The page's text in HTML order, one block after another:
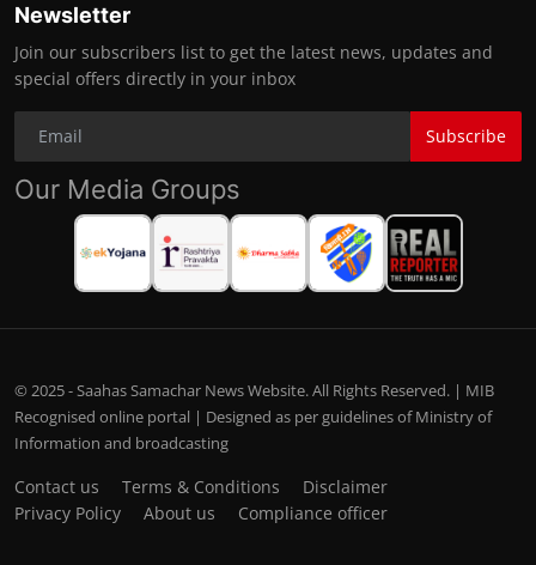
Newsletter
Join our subscribers list to get the latest news, updates and
special offers directly in your inbox
Subscribe
Our Media Groups
© 2025 - Saahas Samachar News Website. All Rights Reserved. | MIB
Recognised online portal | Designed as per guidelines of Ministry of
Information and broadcasting
Contact us Terms & Conditions
Disclaimer
Privacy Policy
About us Compliance officer